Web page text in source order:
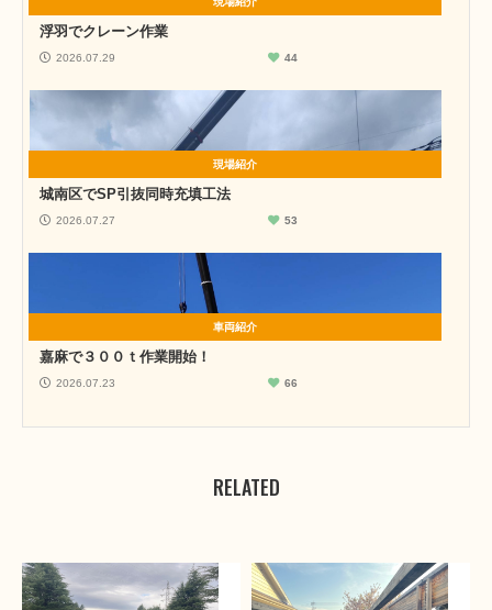
浮羽でクレーン作業
2026.07.29 44
現場紹介
城南区でSP引抜同時充填工法
2026.07.27 53
車両紹介
嘉麻で３００ｔ作業開始！
2026.07.23 66
RELATED